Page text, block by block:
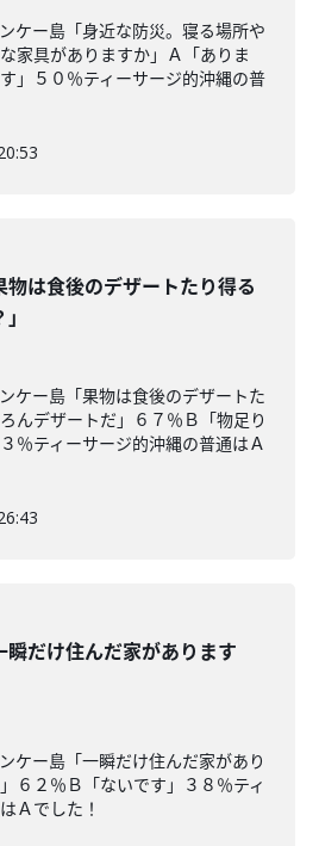
ケー島「身近な防災。寝る場所や
家具がありますか」Ａ「ありま
」５０％ティーサージ的沖縄の普
物は食後のデザートたり得る
ケー島「果物は食後のデザートた
んデザートだ」６７％Ｂ「物足り
％ティーサージ的沖縄の普通はＡ
瞬だけ住んだ家があります
ケー島「一瞬だけ住んだ家があり
６２％Ｂ「ないです」３８％ティ
Ａでした！